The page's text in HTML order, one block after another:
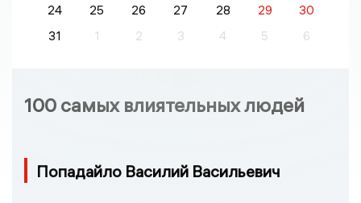
24
25 26 27 28 29
30
31
1 2 3 4 5 6
100 самых влиятельных людей
Попадайло Василий Васильевич